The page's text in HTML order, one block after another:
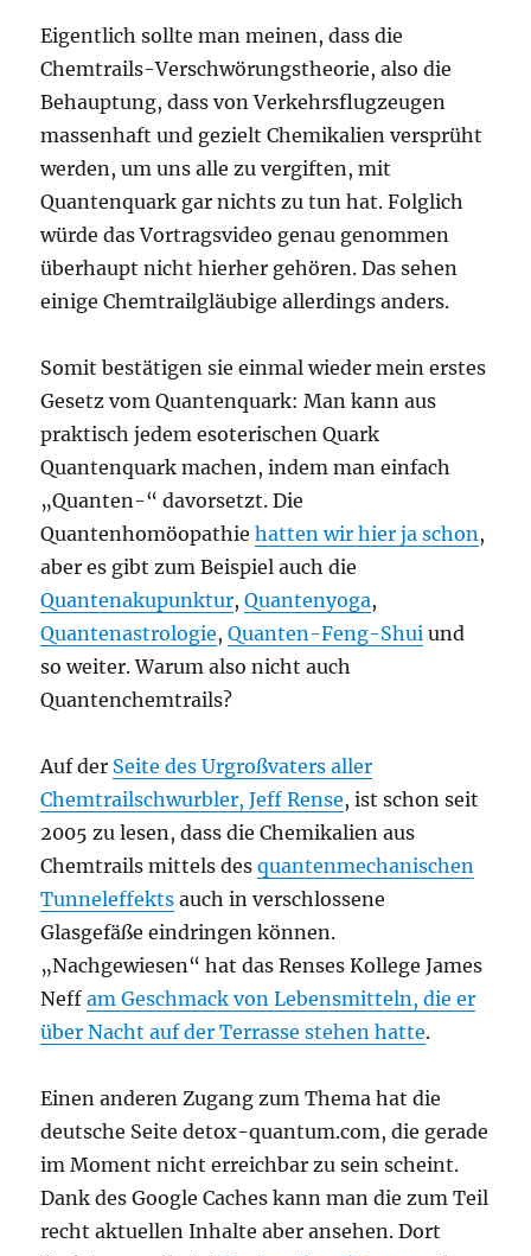
Eigentlich sollte man meinen, dass die
Chemtrails-Verschwörungstheorie, also die
Behauptung, dass von Verkehrsflugzeugen
massenhaft und gezielt Chemikalien versprüht
werden, um uns alle zu vergiften, mit
Quantenquark gar nichts zu tun hat. Folglich
würde das Vortragsvideo genau genommen
überhaupt nicht hierher gehören. Das sehen
einige Chemtrailgläubige allerdings anders.
Somit bestätigen sie einmal wieder mein erstes
Gesetz vom Quantenquark: Man kann aus
praktisch jedem esoterischen Quark
Quantenquark machen, indem man einfach
„Quanten-“ davorsetzt. Die
Quantenhomöopathiehatten wir hier ja schon ,
aber es gibt zum Beispiel auch die
Quantenakupunktur,Quantenyoga,
Quantenastrologie,Quanten-Feng-Shui und
so weiter. Warum also nicht auch
Quantenchemtrails?
Auf der Seite des Urgroßvaters aller
Chemtrailschwurbler, Jeff Rense, ist schon seit
2005 zu lesen, dass die Chemikalien aus
Chemtrails mittels desquantenmechanischen
Tunneleffekts auch in verschlossene
Glasgefäße eindringen können.
„Nachgewiesen“ hat das Renses Kollege James
Neffam Geschmack von Lebensmitteln, die er
über Nacht auf der Terrasse stehen hatte.
Einen anderen Zugang zum Thema hat die
deutsche Seite detox-quantum.com, die gerade
im Moment nicht erreichbar zu sein scheint.
Dank des Google Caches kann man die zum Teil
recht aktuellen Inhalte aber ansehen. Dort